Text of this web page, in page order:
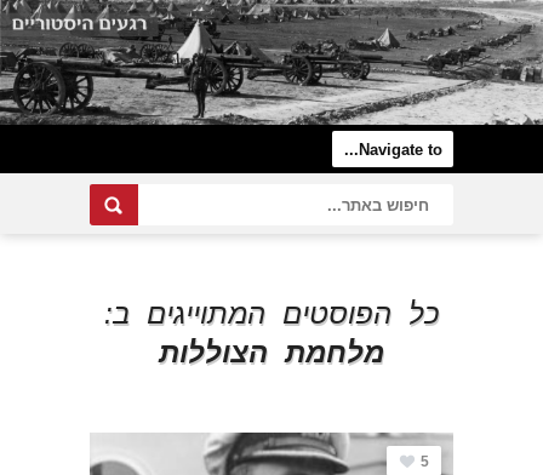
כל הפוסטים המתוייגים ב:
מלחמת הצוללות
5